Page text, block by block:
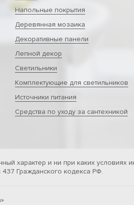
Напольные покрытия
Деревянная мозаика
Декоративные панели
Лепной декор
Светильники
Комплектующие для светильников
Источники питания
Средства по уходу за сантехникой
характер и ни при каких
Гражданского кодекса РФ.